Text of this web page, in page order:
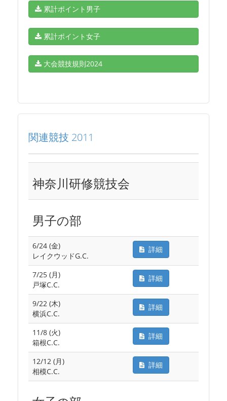
累計ポイント男子
累計ポイント女子
大会競技規則2024
関連競技 2011
神奈川研修競技会
男子の部
6/24 (金)
レイクウッドG.C.
詳細
7/25 (月)
戸塚C.C.
詳細
9/22 (木)
横浜C.C.
詳細
11/8 (火)
箱根C.C.
詳細
12/12 (月)
相模C.C.
詳細